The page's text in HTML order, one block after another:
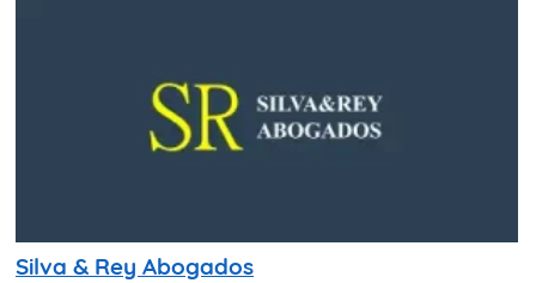
Silva & Rey Abogados